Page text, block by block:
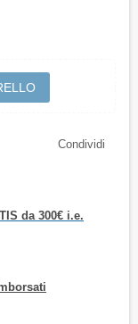
Condividi
da 300€ i.e.